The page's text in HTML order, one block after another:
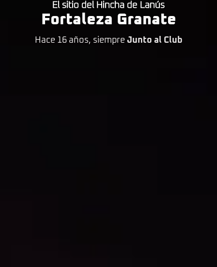
El sitio del Hincha de Lanús
Fortaleza Granate
Hace 16 años, siempre Junto al Club